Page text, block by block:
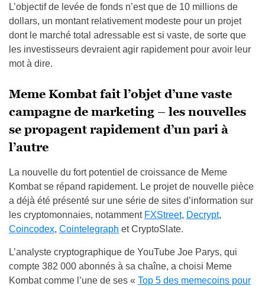
L’objectif de levée de fonds n’est que de 10 millions de
dollars, un montant relativement modeste pour un projet
dont le marché total adressable est si vaste, de sorte que
les investisseurs devraient agir rapidement pour avoir leur
mot à dire.
Meme Kombat fait l’objet d’une vaste
campagne de marketing – les nouvelles
se propagent rapidement d’un pari à
l’autre
La nouvelle du fort potentiel de croissance de Meme
Kombat se répand rapidement. Le projet de nouvelle pièce
a déjà été présenté sur une série de sites d’information sur
les cryptomonnaies, notamment FXStreet, Decrypt,
Coincodex, Cointelegraph etCryptoSlate.
L’analyste cryptographique de YouTube Joe Parys, qui
compte 382 000 abonnés à sa chaîne, a choisi Meme
Kombat comme l’une de ses « Top 5 des memecoins pour